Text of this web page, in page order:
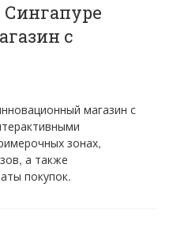
с
магазин с
зонах,
а также
покупок.